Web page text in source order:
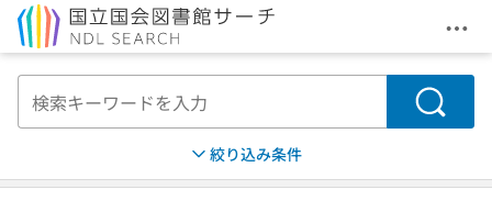
メ
検索
絞り込み条件